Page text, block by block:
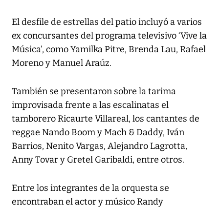
El desfile de estrellas del patio incluyó a varios
ex concursantes del programa televisivo ‘Vive la
Música’, como Yamilka Pitre, Brenda Lau, Rafael
Moreno y Manuel Araúz.
También se presentaron sobre la tarima
improvisada frente a las escalinatas el
tamborero Ricaurte Villareal, los cantantes de
reggae Nando Boom y Mach & Daddy, Iván
Barrios, Nenito Vargas, Alejandro Lagrotta,
Anny Tovar y Gretel Garibaldi, entre otros.
Entre los integrantes de la orquesta se
encontraban el actor y músico Randy